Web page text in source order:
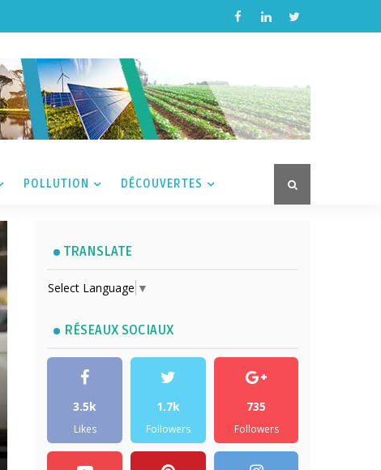
POLLUTION DÉCOUVERTES
TRANSLATE
Select Language ▼
RÉSEAUX SOCIAUX
3.5k
Likes
1.7k
Followers
735
Followers